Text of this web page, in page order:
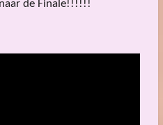
de Finale!!!!!!